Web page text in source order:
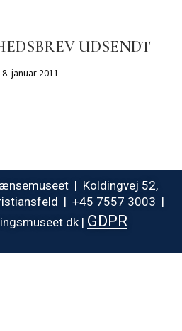
UDSENDT
januar 2011
| Koldingvej 52,
| +45 7557 3003 |
| GDPR